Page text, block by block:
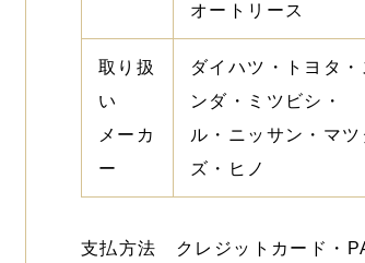
オートリース
取り扱
い
メーカ
ー
ダイハツ・トヨタ
ンダ・ミツビシ
ル・ニッサン・マツ
ズ・ヒノ
支払方法 クレジットカード・